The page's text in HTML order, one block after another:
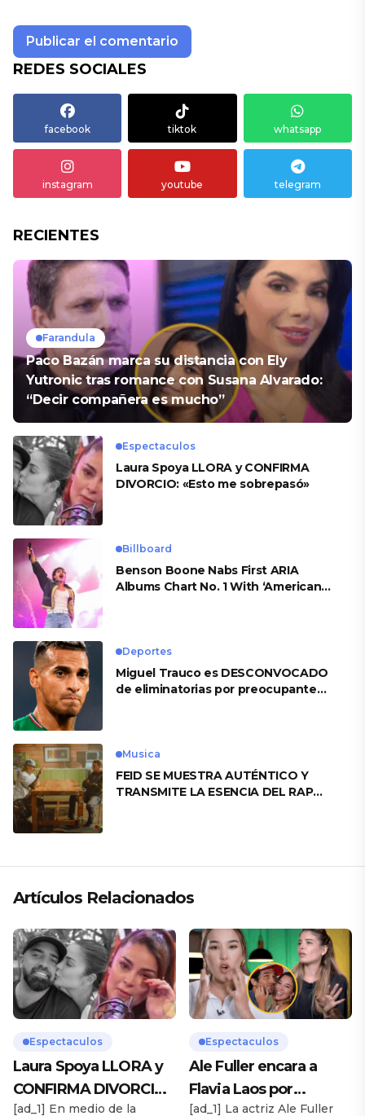
REDES SOCIALES
facebook tiktok whatsapp
instagram youtube telegram
RECIENTES
Farandula
Paco Bazán marca su distancia con Ely
Yutronic tras romance con Susana Alvarado:
“Decir compañera es mucho”
Espectaculos
Laura Spoya LLORA y CONFIRMA
DIVORCIO: «Esto me sobrepasó»
Billboard
Benson Boone Nabs First ARIA
Albums Chart No. 1 With ‘American
Deportes
Miguel Trauco es DESCONVOCADO
de eliminatorias por preocupante
Musica
FEID SE MUESTRA AUTÉNTICO Y
TRANSMITE LA ESENCIA DEL RAP
Artículos Relacionados
Espectaculos
Laura Spoya LLORA y
CONFIRMA DIVORCIO:
«Esto me sobrepasó»
[ad_1] En medio de la
Espectaculos
Ale Fuller encara a
Flavia Laos por
romance con Pablo
[ad_1] La actriz Ale Fuller